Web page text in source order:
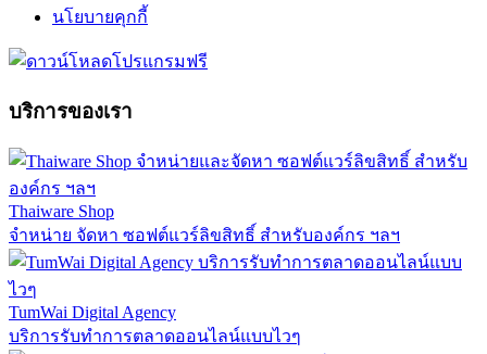
นโยบายคุกกี้
บริการของเรา
Thaiware Shop
จำหน่าย จัดหา ซอฟต์แวร์ลิขสิทธิ์ สำหรับองค์กร ฯลฯ
TumWai Digital Agency
บริการรับทำการตลาดออนไลน์แบบไวๆ